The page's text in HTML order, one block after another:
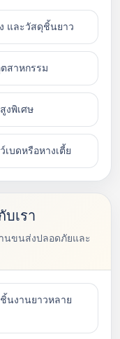
และวัสดุชิ้นยาว
สาหกรรม
งพิเศษ
บดหรือหางเตี้ย
เรา
นขนส่งปลอดภัยและ
นงานยาวหลาย